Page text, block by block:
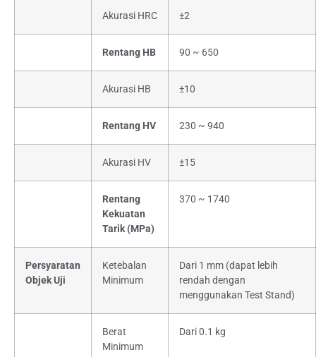
Akurasi HRC ±2
Rentang HB 90 ~ 650
Akurasi HB ±10
Rentang HV 230 ~ 940
Akurasi HV ±15
Rentang
Kekuatan
Tarik (MPa)
370 ~ 1740
Persyaratan
Objek Uji
Ketebalan
Minimum
Dari 1 mm (dapat lebih
rendah dengan
menggunakan Test Stand)
Berat
Minimum
Dari 0.1 kg